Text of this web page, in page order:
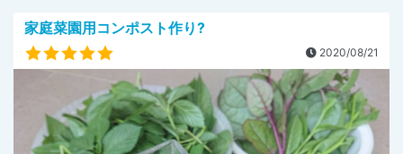
家庭菜園用コンポスト作り?
2020/08/21